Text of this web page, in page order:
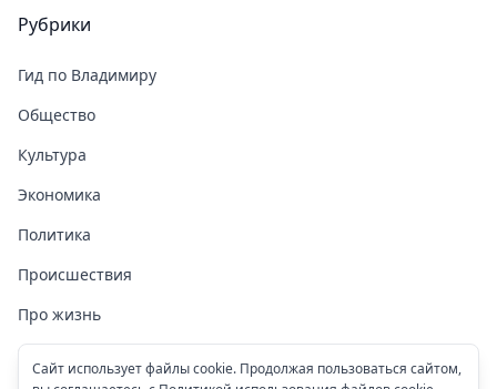
Рубрики
Гид по Владимиру
Общество
Культура
Экономика
Политика
Происшествия
Про жизнь
Здоровье
Сайт использует файлы cookie. Продолжая пользоваться сайтом,